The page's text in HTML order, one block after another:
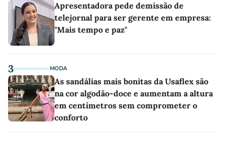
Apresentadora pede demissão de
telejornal para ser gerente em empresa:
"Mais tempo e paz"
3 MODA
As sandálias mais bonitas da Usaflex são
na cor algodão-doce e aumentam a altura
em centímetros sem comprometer o
conforto